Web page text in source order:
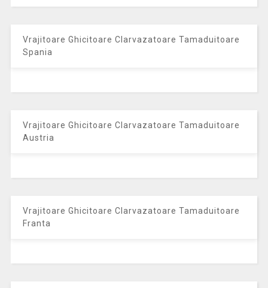
Vrajitoare Ghicitoare Clarvazatoare Tamaduitoare
Spania
Vrajitoare Ghicitoare Clarvazatoare Tamaduitoare
Austria
Vrajitoare Ghicitoare Clarvazatoare Tamaduitoare
Franta